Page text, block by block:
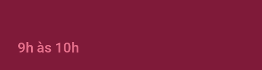
9h às 10h